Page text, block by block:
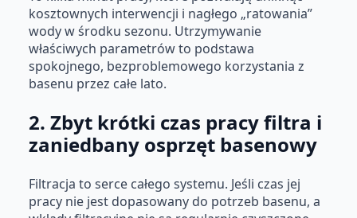
kosztownych interwencji i nagłego „ratowania”
wody w środku sezonu. Utrzymywanie
właściwych parametrów to podstawa
spokojnego, bezproblemowego korzystania z
basenu przez całe lato.
2. Zbyt krótki czas pracy filtra i
zaniedbany osprzęt basenowy
Filtracja to serce całego systemu. Jeśli czas jej
pracy nie jest dopasowany do potrzeb basenu, a